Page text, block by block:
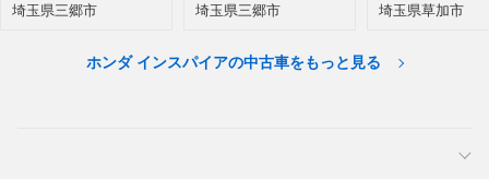
埼玉県三郷市 埼玉県三郷市 埼玉県草加市
ホンダ インスパイアの中古車をもっと見る